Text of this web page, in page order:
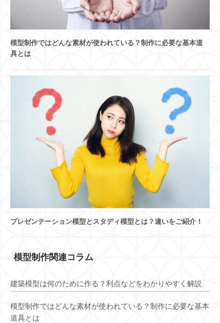
模型制作ではどんな素材が使われている？制作に必要な基本道
具とは
プレゼンテーション模型とスタディ模型とは？違いをご紹介！
模型制作関連コラム
建築模型は何のために作る？利点などをわかりやすく解説
模型制作ではどんな素材が使われている？制作に必要な基本
道具とは